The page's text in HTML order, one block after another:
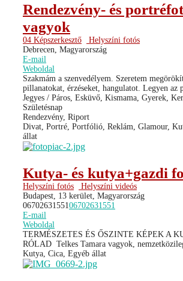
Rendezvény- és
vagyok
04 Képszerkesztő
Helyszíni fotós
Debrecen, Magyarország
E-mail
Weboldal
Szakmám a szenvedélyem. Szeretem
pillanatokat, érzéseket, hangulatot. Legyen az
Jegyes / Páros, Esküvő, Kismama, Gyerek,
Születésnap
Rendezvény, Riport
Divat, Portré, Portfólió, Reklám, Glamour,
állat
Kutya- és kutya+gazdi
Helyszíni fotós
Helyszíni videós
Budapest, 13 kerület, Magyarország
06702631551 06702631551
E-mail
Weboldal
TERMÉSZETES ÉS ŐSZINTE KÉPEK A
RÓLAD ​ Telkes Tamara vagyok,
Kutya, Cica, Egyéb állat